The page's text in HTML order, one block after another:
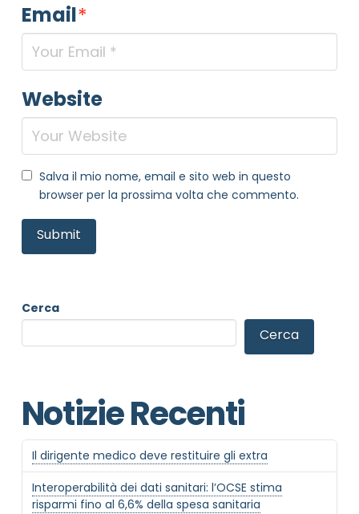
Email*
Website
Salva il mio nome, email e sito web in questo
browser per la prossima volta che commento.
Cerca
Cerca
Notizie Recenti
Il dirigente medico deve restituire gli extra
Interoperabilità dei dati sanitari: l’OCSE stima
risparmi fino al 6,6% della spesa sanitaria